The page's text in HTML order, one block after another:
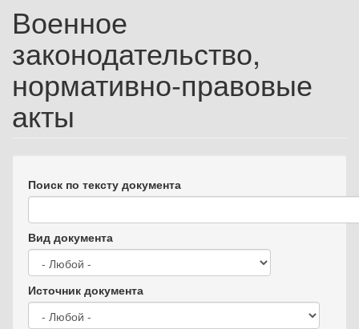
Военное
законодательство,
нормативно-правовые
акты
Поиск по тексту документа
Вид документа
Источник документа